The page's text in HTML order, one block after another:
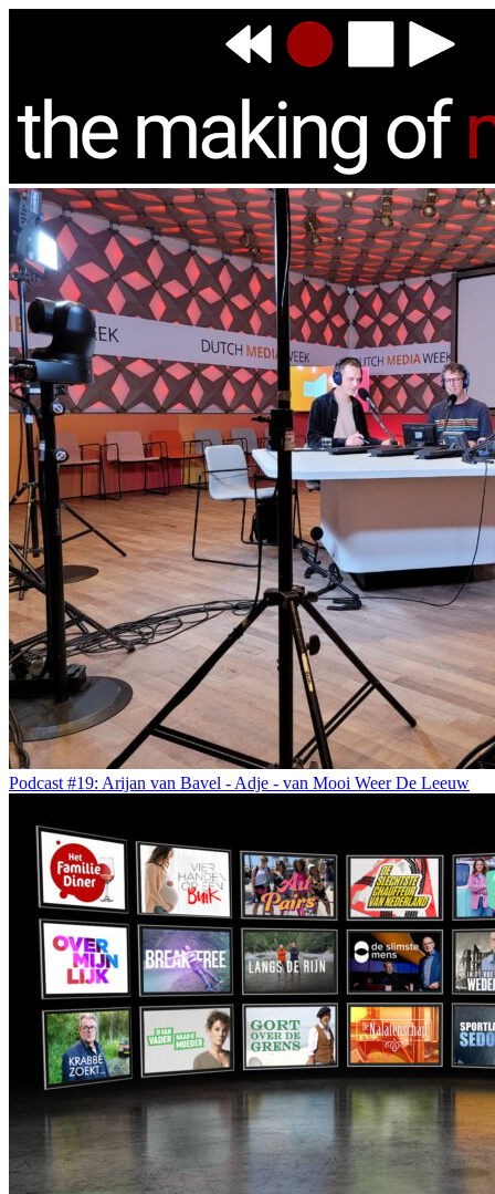
Podcast #19: Arijan van Bavel - Adje - van Mooi Weer De Leeuw